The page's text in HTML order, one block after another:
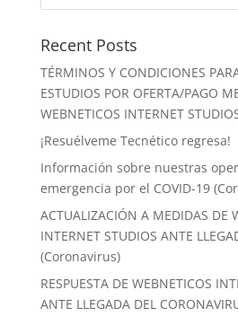
Recent Posts
TÉRMINOS Y CONDICIONES
ESTUDIOS POR OFERTA/PAGO
WEBNETICOS INTERNET
¡Resuélveme Tecnético regresa!
Información sobre nuestras
emergencia por el COVID-19
ACTUALIZACIÓN A MEDIDAS DE
INTERNET STUDIOS ANTE
(Coronavirus)
RESPUESTA DE WEBNETICOS
ANTE LLEGADA DEL